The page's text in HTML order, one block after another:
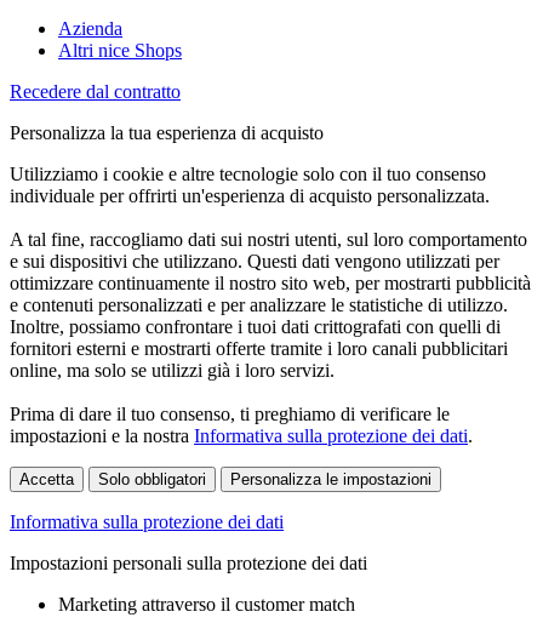
Azienda
Altri nice Shops
Recedere dal contratto
Personalizza la tua esperienza di acquisto
Utilizziamo i cookie e altre tecnologie solo con il tuo consenso
individuale per offrirti un'esperienza di acquisto personalizzata.
A tal fine, raccogliamo dati sui nostri utenti, sul loro comportamento
e sui dispositivi che utilizzano. Questi dati vengono utilizzati per
ottimizzare continuamente il nostro sito web, per mostrarti pubblicità
e contenuti personalizzati e per analizzare le statistiche di utilizzo.
Inoltre, possiamo confrontare i tuoi dati crittografati con quelli di
fornitori esterni e mostrarti offerte tramite i loro canali pubblicitari
online, ma solo se utilizzi già i loro servizi.
Prima di dare il tuo consenso, ti preghiamo di verificare le
impostazioni e la nostra Informativa sulla protezione dei dati.
Accetta Solo obbligatori Personalizza le impostazioni
Informativa sulla protezione dei dati
Impostazioni personali sulla protezione dei dati
Marketing attraverso il customer match